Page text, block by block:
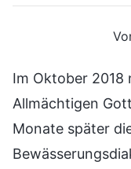
Im Oktober 2018
Allmächtigen
Monate später